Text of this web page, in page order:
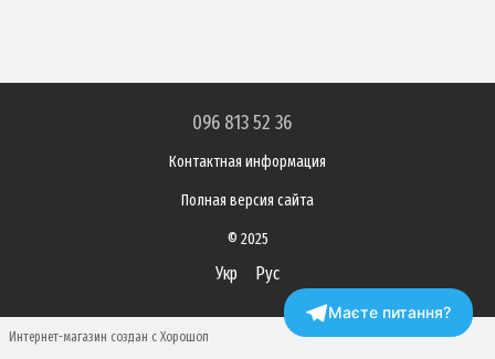
096 813 52 36
Контактная информация
Полная версия сайта
© 2025
Укр Рус
Интернет-магазин создан с Хорошоп
Маєте питання?